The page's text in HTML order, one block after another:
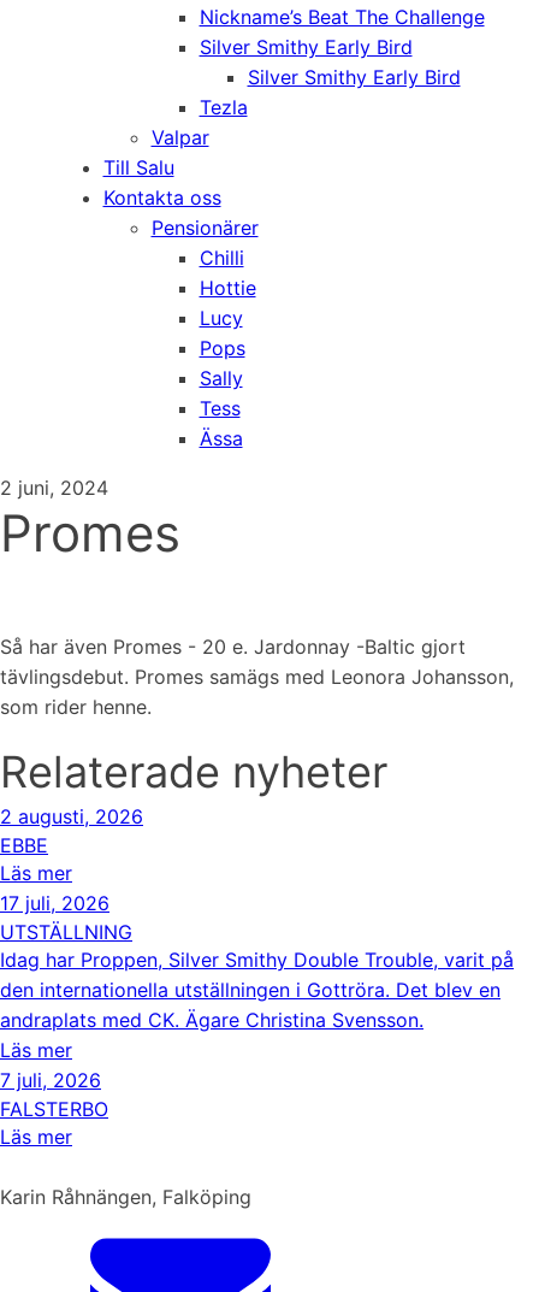
Nickname’s Beat The Challenge
Silver Smithy Early Bird
Silver Smithy Early Bird
Tezla
Valpar
Till Salu
Kontakta oss
Pensionärer
Chilli
Hottie
Lucy
Pops
Sally
Tess
Ässa
2 juni, 2024
Promes
Så har även Promes - 20 e. Jardonnay -Baltic gjort
tävlingsdebut. Promes samägs med Leonora Johansson,
som rider henne.
Relaterade nyheter
2 augusti, 2026
EBBE
Läs mer
17 juli, 2026
UTSTÄLLNING
Idag har Proppen, Silver Smithy Double Trouble, varit på
den internationella utställningen i Gottröra. Det blev en
andraplats med CK. Ägare Christina Svensson.
Läs mer
7 juli, 2026
FALSTERBO
Läs mer
Karin Råhnängen, Falköping